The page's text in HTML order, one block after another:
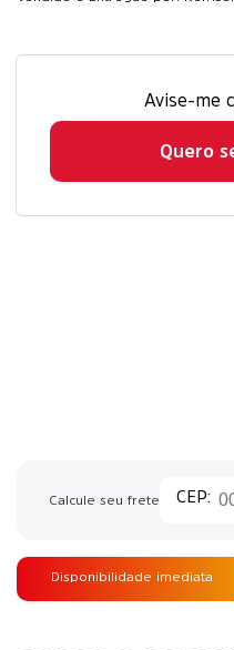
Avise-me
Quero
Calcule seu frete
Disponibilidade imediata